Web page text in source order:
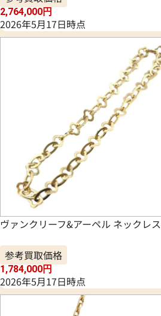
2,764,000円
2026年5月17日時点
ヴァンクリーフ&アーペル ネックレス
参考買取価格
1,784,000円
2026年5月17日時点